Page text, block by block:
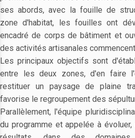
ses abords, avec la fouille de
zone d'habitat, les fouilles ont
encadré de corps de bâtiment et
des activités artisanales
Les principaux objectifs sont
entre les deux zones, d'en faire
restituer un paysage de plaine
favorise le regroupement des
Parallèlement, l'équipe
du programme et appelée à